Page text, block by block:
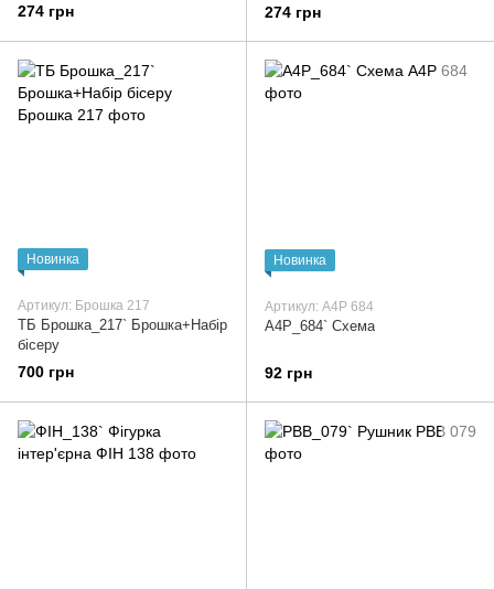
274 грн 274 грн
Новинка
Артикул: Брошка 217
ТБ Брошка_217` Брошка+Набір
бісеру
700 грн
Новинка
Артикул: А4Р 684
А4Р_684` Схема
92 грн